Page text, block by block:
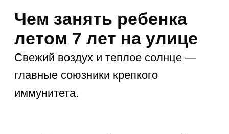
Разнообразие — главный секрет
успешного отдыха. Чередуйте
активности, чтобы не дать скуке
1. Подвижные игры
Физическая разрядка жизненно
необходима растущему организму.